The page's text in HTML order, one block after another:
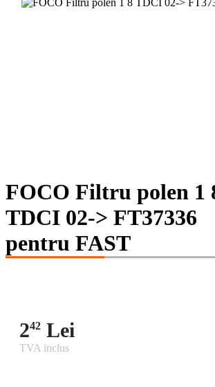
FOCO Filtru polen 1
TDCI 02-> FT37336
pentru FAST
242 Lei
TVA inclus